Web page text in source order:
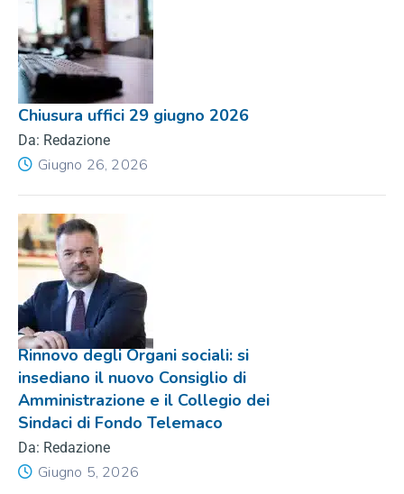
Chiusura uffici 29 giugno 2026
Da: Redazione
Giugno 26, 2026
Rinnovo degli Organi sociali: si
insediano il nuovo Consiglio di
Amministrazione e il Collegio dei
Sindaci di Fondo Telemaco
Da: Redazione
Giugno 5, 2026